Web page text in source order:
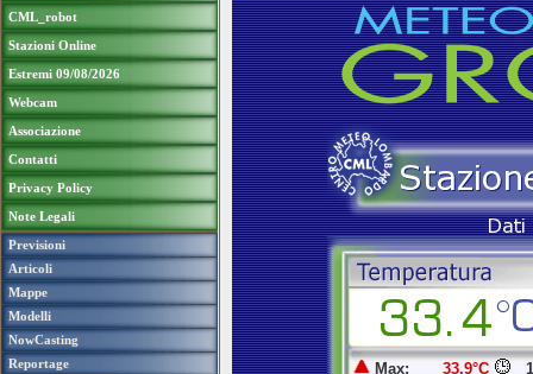
CML_robot
Stazioni Online
Estremi 09/08/2026
Webcam
Associazione
Contatti
Privacy Policy
Note Legali
Previsioni
Articoli
Mappe
Modelli
NowCasting
Reportage